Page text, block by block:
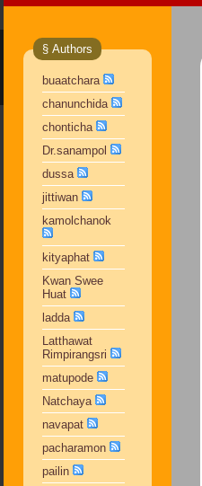
§ Authors
buaatchara
chanunchida
chonticha
Dr.sanampol
dussa
jittiwan
kamolchanok
kityaphat
Kwan Swee
Huat
ladda
Latthawat
Rimpirangsri
matupode
Natchaya
navapat
pacharamon
pailin